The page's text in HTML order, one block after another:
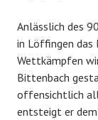
Anlässlich des
in Löffingen das
Wettkämpfen
Bittenbach
offensichtlich
entsteigt er dem